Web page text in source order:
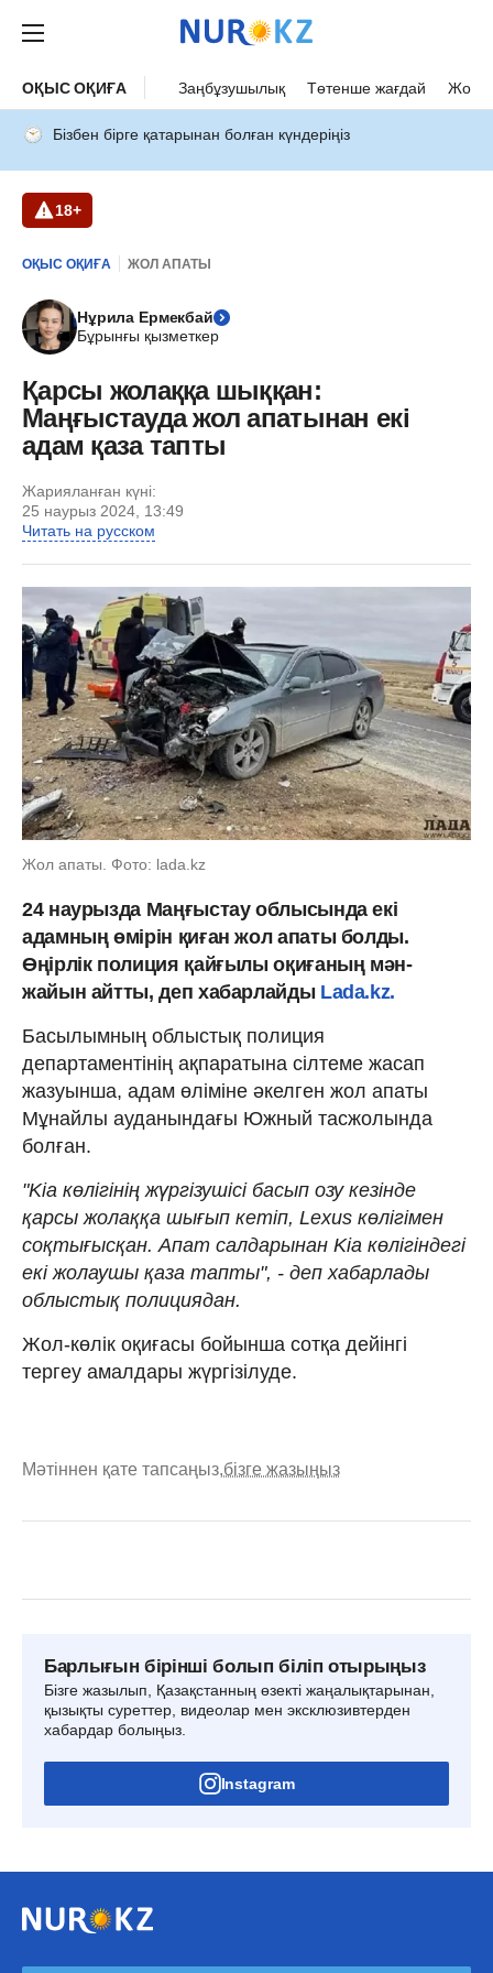
ОҚЫС ОҚИҒА Заңбұзушылық Төтенше жағдай Жол
Бізбен бірге қатарынан болған күндеріңіз
18+
ОҚЫС ОҚИҒА ЖОЛ АПАТЫ
Нұрила Ермекбай
Бұрынғы қызметкер
Қарсы жолаққа шыққан:
Маңғыстауда жол апатынан екі
адам қаза тапты
Жарияланған күні:
25 наурыз 2024, 13:49
Читать на русском
Жол апаты. Фото: lada.kz
24 наурызда Маңғыстау облысында екі
адамның өмірін қиған жол апаты болды.
Өңірлік полиция қайғылы оқиғаның мән-
жайын айтты, деп хабарлайдыLada.kz.
Басылымның облыстық полиция
департаментінің ақпаратына сілтеме жасап
жазуынша, адам өліміне әкелген жол апаты
Мұнайлы ауданындағы Южный тасжолында
болған.
"Kia көлігінің жүргізушісі басып озу кезінде
қарсы жолаққа шығып кетіп, Lexus көлігімен
соқтығысқан. Апат салдарынан Kia көлігіндегі
екі жолаушы қаза тапты", - деп хабарлады
облыстық полициядан.
Жол-көлік оқиғасы бойынша сотқа дейінгі
тергеу амалдары жүргізілуде.
Мәтіннен қате тапсаңыз,бізге жазыңыз
Барлығын бірінші болып біліп отырыңыз
Бізге жазылып, Қазақстанның өзекті жаңалықтарынан,
қызықты суреттер, видеолар мен эксклюзивтерден
хабардар болыңыз.
Instagram